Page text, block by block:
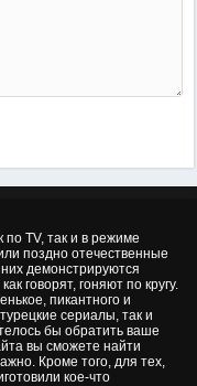
по TV, так и в режиме
поздно отечественные
демонстрируются
говорят, гоняют по кругу.
пикантного и
сериалы, так и
бы обратить ваше
вы сможете найти
Кроме того, для тех,
кое-что